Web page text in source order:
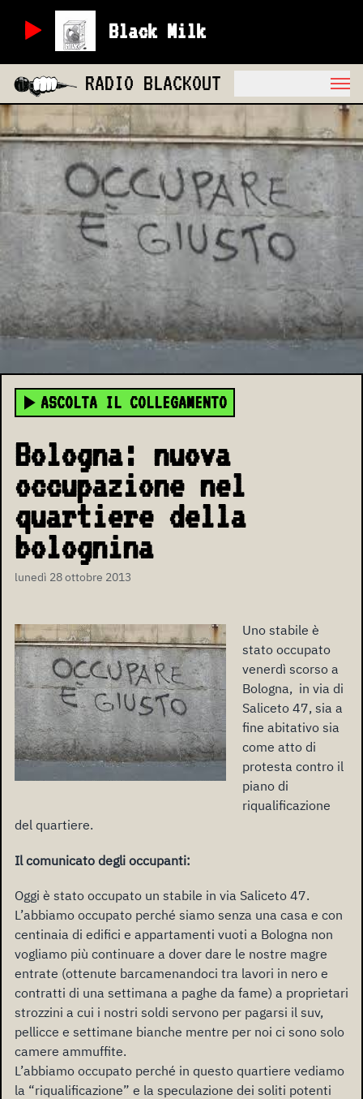
Black Milk
RADIO BLACKOUT
ASCOLTA IL COLLEGAMENTO
Bologna: nuova
occupazione nel
quartiere della
bolognina
lunedì 28 ottobre 2013
Uno stabile è
stato occupato
venerdì scorso a
Bologna, in via di
Saliceto 47, sia a
fine abitativo sia
come atto di
protesta contro il
piano di
riqualificazione
del quartiere.
Il comunicato degli occupanti:
Oggi è stato occupato un stabile in via Saliceto 47.
L’abbiamo occupato perché siamo senza una casa e con
centinaia di edifici e appartamenti vuoti a Bologna non
vogliamo più continuare a dover dare le nostre magre
entrate (ottenute barcamenandoci tra lavori in nero e
contratti di una settimana a paghe da fame) a proprietari
strozzini a cui i nostri soldi servono per pagarsi il suv,
pellicce e settimane bianche mentre per noi ci sono solo
camere ammuffite.
L’abbiamo occupato perché in questo quartiere vediamo
la “riqualificazione” e la speculazione dei soliti potenti